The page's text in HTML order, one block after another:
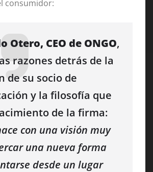
consumidor:
Otero, CEO de ONGO,
razones detrás de la
de su socio de
y la filosofía que
de la firma:
con una visión muy
una nueva forma
desde un lugar